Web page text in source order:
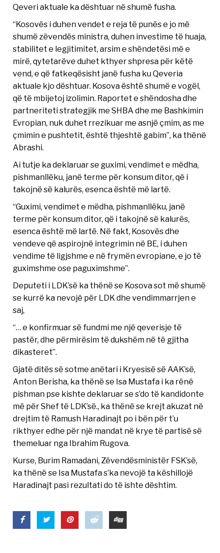
Qeveri aktuale ka dështuar në shumë fusha.
“Kosovës i duhen vendet e reja të punës e jo më
shumë zëvendës ministra, duhen investime të huaja,
stabilitet e legjitimitet, arsim e shëndetësi më e
mirë, qytetarëve duhet kthyer shpresa për këtë
vend, e që fatkeqësisht janë fusha ku Qeveria
aktuale kjo dështuar. Kosova është shumë e vogël,
që të mbijetoj izolimin. Raportet e shëndosha dhe
partneriteti strategjik me SHBA dhe me Bashkimin
Evropian, nuk duhet rrezikuar me asnjë çmim, as me
çmimin e pushtetit, është thjeshtë gabim”, ka thënë
Abrashi.
Ai tutje ka deklaruar se guximi, vendimet e mëdha,
pishmanllëku, janë terme për konsum ditor, që i
takojnë së kalurës, esenca është më lartë.
“Guximi, vendimet e mëdha, pishmanllëku, janë
terme për konsum ditor, që i takojnë së kalurës,
esenca është më lartë. Në fakt, Kosovës dhe
vendeve që aspirojnë integrimin në BE, i duhen
vendime të ligjshme e në frymën evropiane, e jo të
guximshme ose paguximshme”.
Deputeti i LDK’së ka thënë se Kosova sot më shumë
se kurrë ka nevojë për LDK dhe vendimmarrjen e
saj,
“… e konfirmuar së fundmi me një qeverisje të
pastër, dhe përmirësim të dukshëm në të gjitha
dikasteret”.
Gjatë ditës së sotme anëtari i Kryesisë së AAK’së,
Anton Berisha, ka thënë se Isa Mustafa i ka rënë
pishman pse kishte deklaruar se s’do të kandidonte
më për Shef të LDK’së., ka thënë se krejt akuzat në
drejtim të Ramush Haradinajt po i bën për t’u
rikthyer edhe për një mandat në krye të partisë së
themeluar nga Ibrahim Rugova.
Kurse, Burim Ramadani, Zëvendësministër FSK’së,
ka thënë se Isa Mustafa s’ka nevojë ta këshillojë
Haradinajt pasi rezultati do të ishte dështim.